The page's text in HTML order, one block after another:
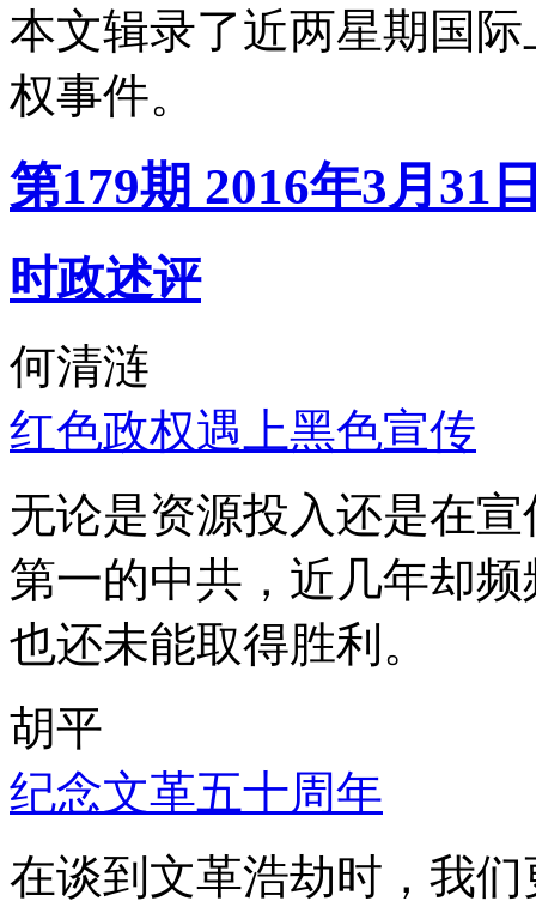
本文辑录了近两星期国
权事件。
第179期 2016年3月31
时政述评
何清涟
红色政权遇上黑色宣传
无论是资源投入还是在
第一的中共，近几年却
也还未能取得胜利。
胡平
纪念文革五十周年
在谈到文革浩劫时，我